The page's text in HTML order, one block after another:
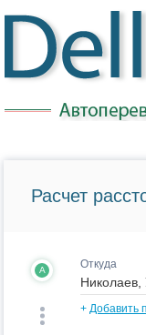
Расчет
A Откуда
+ Добавить